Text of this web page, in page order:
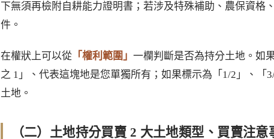
下無須再檢附自耕能力證明書；若涉及特殊補助、農保資格
件。
在權狀上可以從「權利範圍」 一欄判斷是否為持分土地。如
之 1」、代表這塊地是您單獨所有；如果標示為「1/2」、「
土地。
（二）土地持分買賣 2 大土地類型、買賣注意